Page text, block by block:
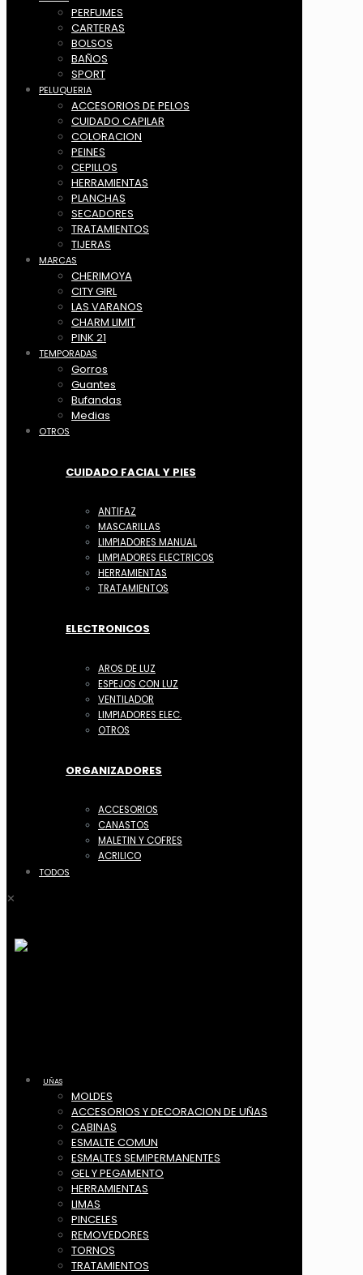
PERFUMES
CARTERAS
BOLSOS
BAÑOS
SPORT
PELUQUERIA
ACCESORIOS DE PELOS
CUIDADO CAPILAR
COLORACION
PEINES
CEPILLOS
HERRAMIENTAS
PLANCHAS
SECADORES
TRATAMIENTOS
TIJERAS
MARCAS
CHERIMOYA
CITY GIRL
LAS VARANOS
CHARM LIMIT
PINK 21
TEMPORADAS
Gorros
Guantes
Bufandas
Medias
OTROS
CUIDADO FACIAL Y PIES
ANTIFAZ
MASCARILLAS
LIMPIADORES MANUAL
LIMPIADORES ELECTRICOS
HERRAMIENTAS
TRATAMIENTOS
ELECTRONICOS
AROS DE LUZ
ESPEJOS CON LUZ
VENTILADOR
LIMPIADORES ELEC.
OTROS
ORGANIZADORES
ACCESORIOS
CANASTOS
MALETIN Y COFRES
ACRILICO
TODOS
✕
UÑAS
MOLDES
ACCESORIOS Y DECORACION DE UÑAS
CABINAS
ESMALTE COMUN
ESMALTES SEMIPERMANENTES
GEL Y PEGAMENTO
HERRAMIENTAS
LIMAS
PINCELES
REMOVEDORES
TORNOS
TRATAMIENTOS